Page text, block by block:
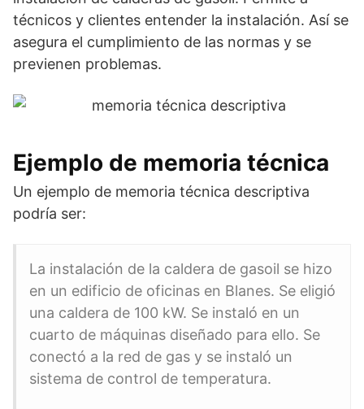
técnicos y clientes entender la instalación. Así se
asegura el cumplimiento de las normas y se
previenen problemas.
Ejemplo de memoria técnica
Un ejemplo de memoria técnica descriptiva
podría ser:
La instalación de la caldera de gasoil se hizo
en un edificio de oficinas en Blanes. Se eligió
una caldera de 100 kW. Se instaló en un
cuarto de máquinas diseñado para ello. Se
conectó a la red de gas y se instaló un
sistema de control de temperatura.